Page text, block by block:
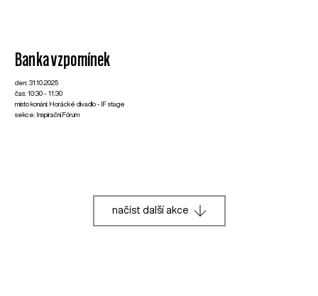
Banka vzpomínek
den: 31.10.2025
čas: 10:30 - 11:30
místo konání: Horácké divadlo - IF stage
sekce: Inspirační Fórum
načíst další akce